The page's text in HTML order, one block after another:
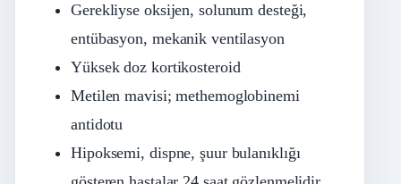
Gerekliyse oksijen, solunum desteği,
entübasyon, mekanik ventilasyon
Yüksek doz kortikosteroid
Metilen mavisi; methemoglobinemi
antidotu
Hipoksemi, dispne, şuur bulanıklığı